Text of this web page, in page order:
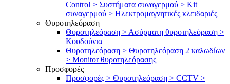
Control > Συστήματα συναγερμού > Kit
συναγερμού > Ηλεκτρομαγνητικές κλειδαριές
Θυροτηλεόραση
Θυροτηλεόραση > Ασύρματη θυροτηλεόραση >
Κουδούνια
Θυροτηλεόραση > Θυροτηλεόραση 2 καλωδίων
> Μonitor θυροτηλεόρασης
Προσφορές
Προσφορές > Θυροτηλεόραση > CCTV >